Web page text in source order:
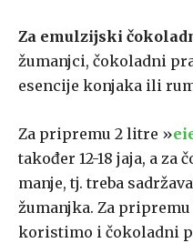
Za emulzijski
žumanjci, čokoladni
esencije konjaka ili
Za pripremu 2 litre »
također 12-18 jaja, a
manje, tj. treba
žumanjka. Za
koristimo i čokoladni